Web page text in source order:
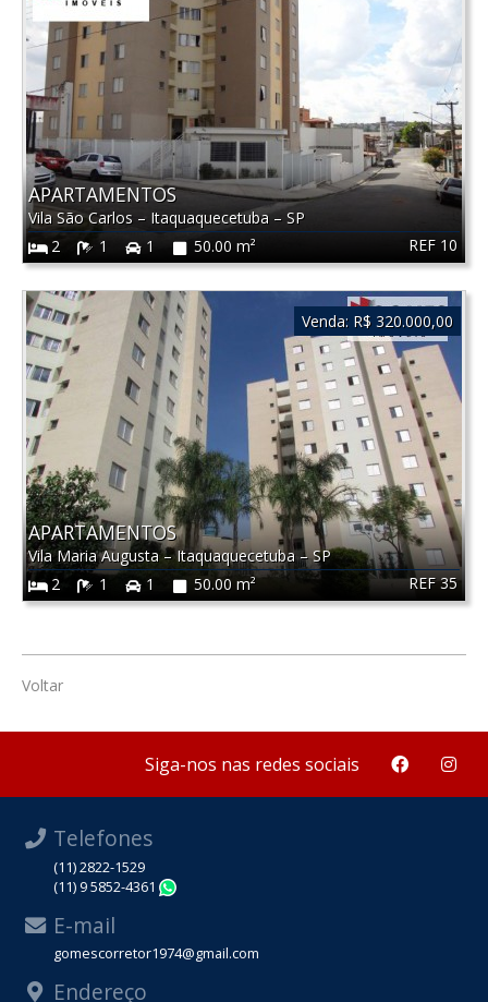
REF 10
APARTAMENTOS
Vila São Carlos – Itaquaquecetuba– SP
2
1 1 50.00 m²
REF 35
APARTAMENTOS
Vila Maria Augusta–Itaquaquecetuba–SP
2
1 1 50.00 m²
Venda: R$ 320.000,00
Voltar
Siga-nos nas redes sociais
Telefones
(11) 2822-1529
(11) 9 5852-4361
E-mail
gomescorretor1974@gmail.com
Endereço